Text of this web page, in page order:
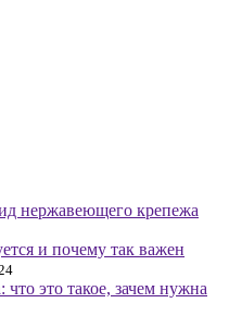
нержавеющего крепежа
и почему так важен
это такое, зачем нужна